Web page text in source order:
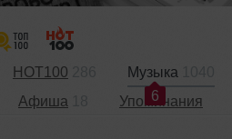
HOT100
Музыка
6
Афиша Упоминания